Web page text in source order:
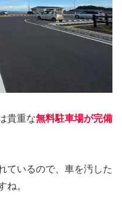
貴重な無料駐車場が完備
ているので、車を汚した
ね。